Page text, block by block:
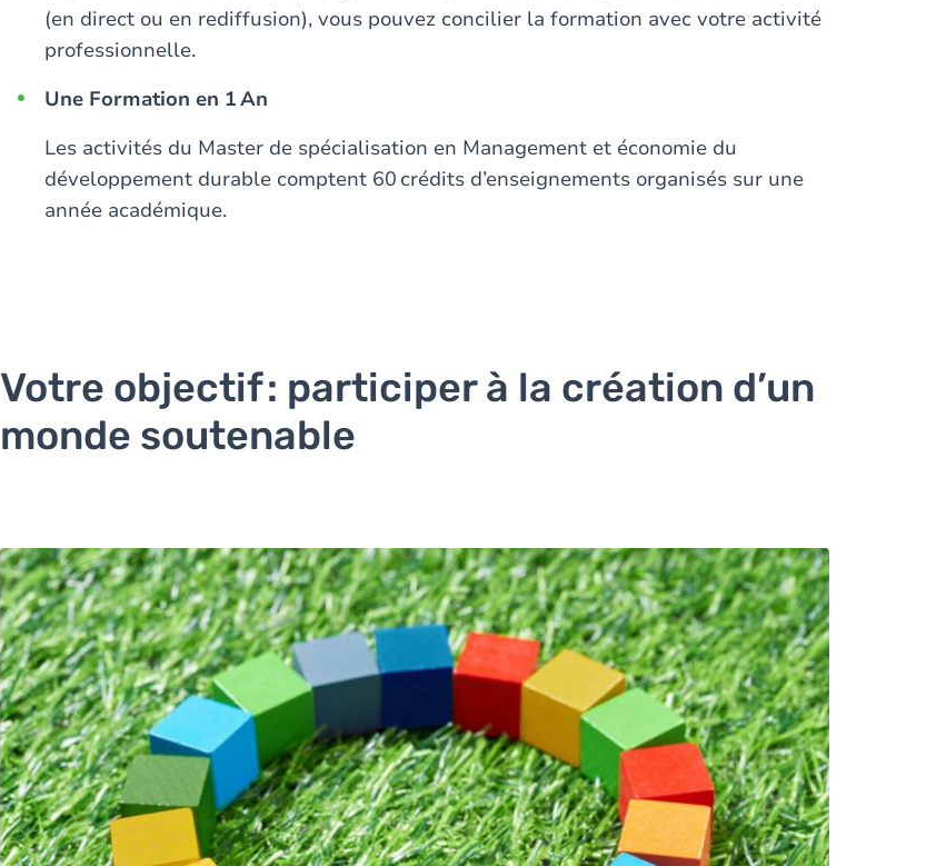
(en direct ou en rediffusion), vous pouvez concilier la formation avec votre activité
professionnelle.
Une Formation en 1 An
Les activités du Master de spécialisation en Management et économie du
développement durable comptent 60 crédits d’enseignements organisés sur une
année académique.
Votre objectif : participer à la création d’un
monde soutenable